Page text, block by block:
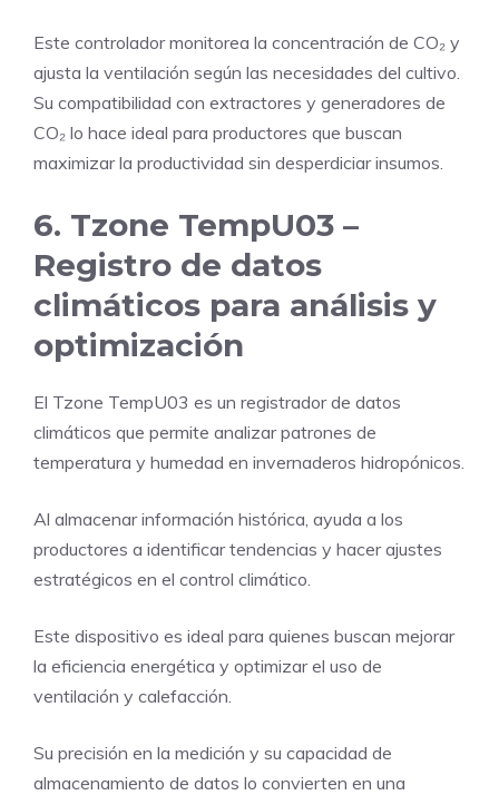
Este controlador monitorea la concentración de CO₂ y
ajusta la ventilación según las necesidades del cultivo.
Su compatibilidad con extractores y generadores de
CO₂ lo hace ideal para productores que buscan
maximizar la productividad sin desperdiciar insumos.
6. Tzone TempU03 –
Registro de datos
climáticos para análisis y
optimización
El Tzone TempU03 es un registrador de datos
climáticos que permite analizar patrones de
temperatura y humedad en invernaderos hidropónicos.
Al almacenar información histórica, ayuda a los
productores a identificar tendencias y hacer ajustes
estratégicos en el control climático.
Este dispositivo es ideal para quienes buscan mejorar
la eficiencia energética y optimizar el uso de
ventilación y calefacción.
Su precisión en la medición y su capacidad de
almacenamiento de datos lo convierten en una